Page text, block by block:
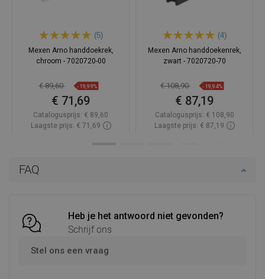
FAQ
Heb je het antwoord niet gevonden?
Schrijf ons
Stel ons een vraag
(5)
Mexen Arno handdoekrek,
chroom - 7020720-00
€ 89,60 -19,99%
€ 71,69
Catalogusprijs: € 89,60
Laagste prijs: € 71,69
(4)
Mexen Arno handdoekenrek,
zwart - 7020720-70
€ 108,90 -19,94%
€ 87,19
Catalogusprijs: € 108,90
Laagste prijs: € 87,19